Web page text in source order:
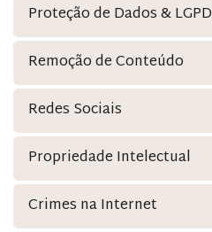
Proteção de Dados & LGPD
Remoção de Conteúdo
Redes Sociais
Propriedade Intelectual
Crimes na Internet